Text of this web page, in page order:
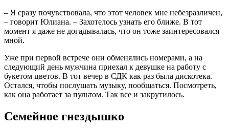
– Я сразу почувствовала, что этот человек мне небезразличен,
– говорит Юлиана. – Захотелось узнать его ближе. В тот
момент я даже не догадывалась, что он тоже заинтересовался
мной.
Уже при первой встрече они обменялись номерами, а на
следующий день мужчина приехал к девушке на работу с
букетом цветов. В тот вечер в СДК как раз была дискотека.
Остался, чтобы послушать музыку, пообщаться. Посмотреть,
как она работает за пультом. Так все и закрутилось.
Семейное гнездышко